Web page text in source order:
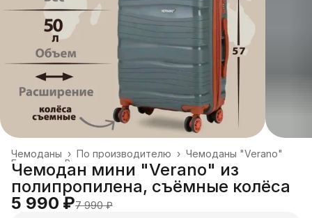
Чемоданы "Verano"
По производителю ›
Чемоданы ›
Все товары
Главная
Чемодан мини "Verano" из
полипропилена, съёмные колёса
5 990 ₽7 990 ₽